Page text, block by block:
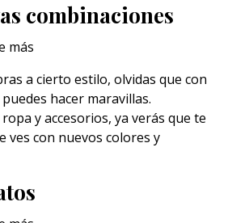
combinaciones
a cierto estilo, olvidas que con
hacer maravillas.
y accesorios, ya verás que te
ves con nuevos colores y